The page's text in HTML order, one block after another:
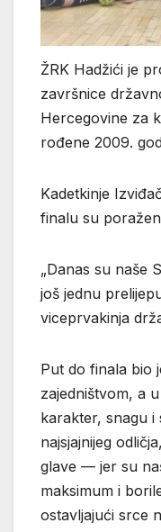
ŽRK Hadžići je
završnice
Hercegovine za
rođene 2009.
Kadetkinje
finalu su
„Danas su naše
još jednu
viceprvakinja
Put do finala bio
zajedništvom, a
karakter, snagu i
najsjajnijeg
glave — jer su
maksimum i
ostavljajući srce